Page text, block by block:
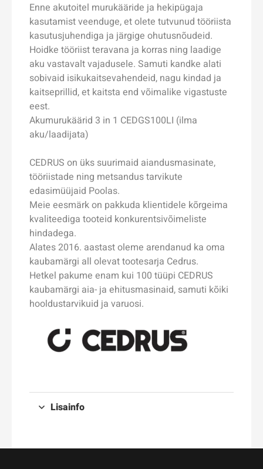
Enne akutoitel murukääride ja hekipügaja
kasutamist veenduge, et olete tutvunud tööriista
kasutusjuhendiga ja järgige ohutusnõudeid.
Hoidke tööriist teravana ja korras ning laadige
aku vastavalt vajadusele. Samuti kandke alati
sobivaid isikukaitsevahendeid, nagu kindad ja
kaitseprillid, et kaitsta end võimalike vigastuste
eest.
Akumurukäärid 3 in 1 CEDGS100LI (ilma
aku/laadijata)
CEDRUS on üks suurimaid aiandusmasinate,
tööriistade ning metsandus tarvikute
edasimüüjaid Poolas.
Meie eesmärk on pakkuda klientidele kõrgeima
kvaliteediga tooteid konkurentsivõimeliste
hindadega.
Alates 2016. aastast oleme arendanud ka oma
kaubamärgi all olevat tootesarja Cedrus.
Hetkel pakume enam kui 100 tüüpi CEDRUS
kaubamärgi aia- ja ehitusmasinaid, samuti kõiki
hooldustarvikuid ja varuosi.
Lisainfo